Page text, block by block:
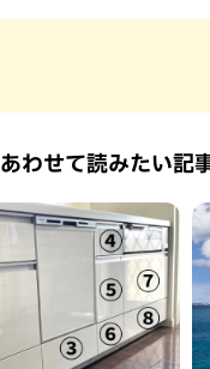
あわせて読みたい記